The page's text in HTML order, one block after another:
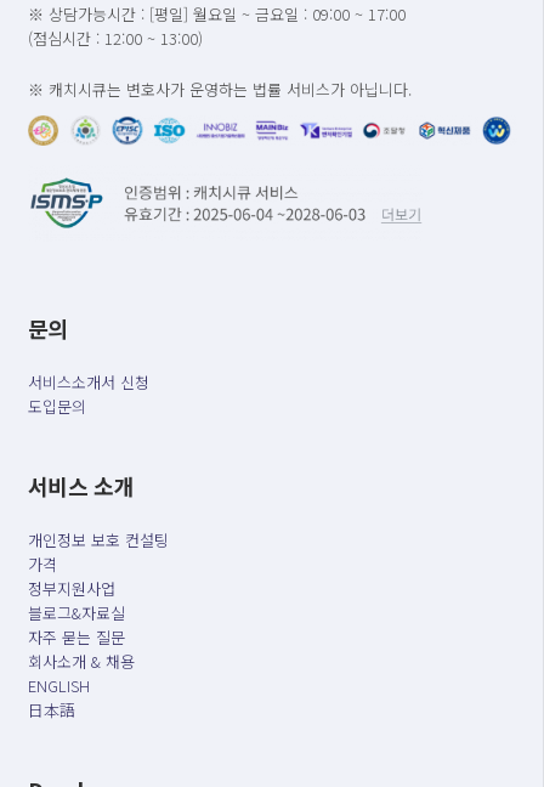
※ 상담가능시간 : [평일] 월요일 ~ 금요일 : 09:00 ~ 17:00
(점심시간 : 12:00 ~ 13:00)
※ 캐치시큐는 변호사가 운영하는 법률 서비스가 아닙니다.
문의
서비스소개서 신청
도입문의
서비스 소개
개인정보 보호 컨설팅
가격
정부지원사업
블로그&자료실
자주 묻는 질문
회사소개 & 채용
ENGLISH
日本語